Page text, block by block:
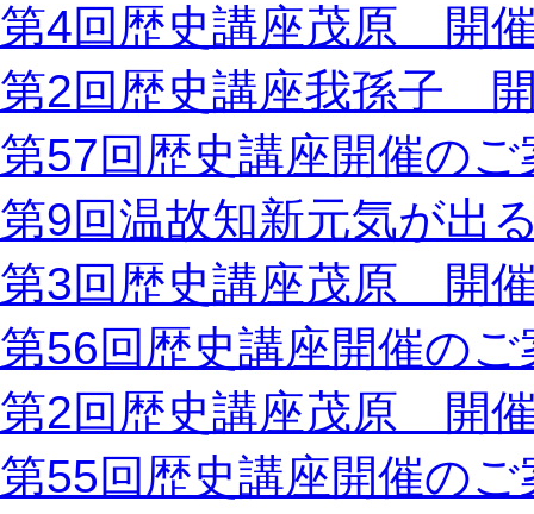
第4回歴史講座茂原 開
第2回歴史講座我孫子
第57回歴史講座開催のご
第9回温故知新元気が出
第3回歴史講座茂原 開
第56回歴史講座開催のご
第2回歴史講座茂原 開
第55回歴史講座開催のご